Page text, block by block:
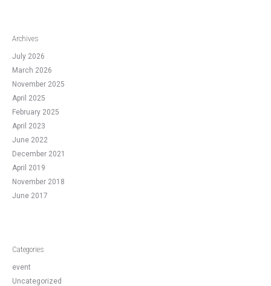
Archives
July 2026
March 2026
November 2025
April 2025
February 2025
April 2023
June 2022
December 2021
April 2019
November 2018
June 2017
Categories
event
Uncategorized